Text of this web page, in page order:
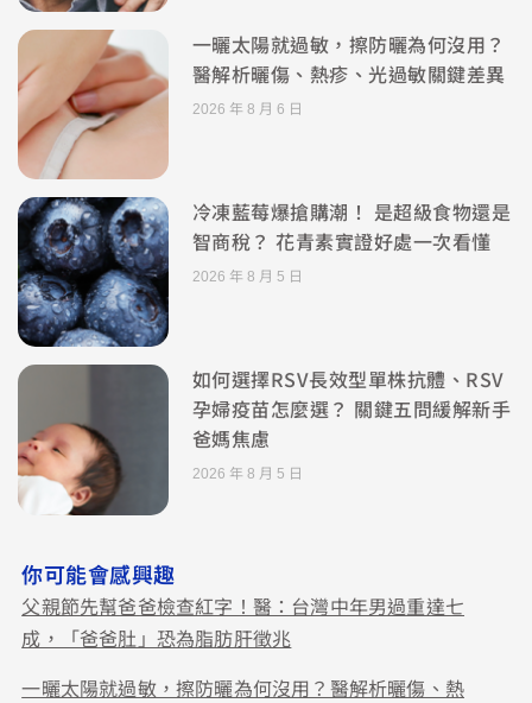
一曬太陽就過敏，擦防曬為何沒用？
醫解析曬傷、熱疹、光過敏關鍵差異
2026 年 8 月 6 日
冷凍藍莓爆搶購潮！ 是超級食物還是
智商稅？ 花青素實證好處一次看懂
2026 年 8 月 5 日
如何選擇RSV長效型單株抗體、RSV
孕婦疫苗怎麼選？ 關鍵五問緩解新手
爸媽焦慮
2026 年 8 月 5 日
你可能會感興趣
父親節先幫爸爸檢查紅字！醫：台灣中年男過重達七
成，「爸爸肚」恐為脂肪肝徵兆
一曬太陽就過敏，擦防曬為何沒用？醫解析曬傷、熱